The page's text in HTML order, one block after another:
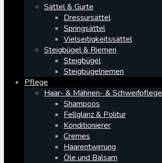
Sättel & Gurte
Dressursättel
Springsättel
Vielseitigkeitssättel
Steigbügel & Riemen
Steigbügel
Steigbügelriemen
Pflege
Haar- & Mähnen- & Schweifpflege
Shampoos
Fellglanz & Politur
Konditionierer
Cremes
Haarentwirrung
Öle und Balsam